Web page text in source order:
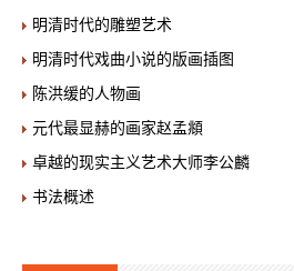
明清时代的雕塑艺术
明清时代戏曲小说的版画插图
陈洪缓的人物画
元代最显赫的画家赵孟頫
卓越的现实主义艺术大师李公麟
书法概述